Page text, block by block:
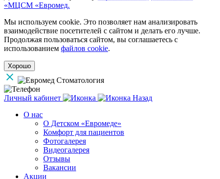
«МЦСМ «Евромед.
Мы используем cookie. Это позволяет нам анализировать
взаимодействие посетителей с сайтом и делать его лучше.
Продолжая пользоваться сайтом, вы соглашаетесь с
использованием файлов cookie.
Хорошо
Личный кабинет
Назад
О нас
О Детском «Евромеде»
Комфорт для пациентов
Фотогалерея
Видеогалерея
Отзывы
Вакансии
Акции